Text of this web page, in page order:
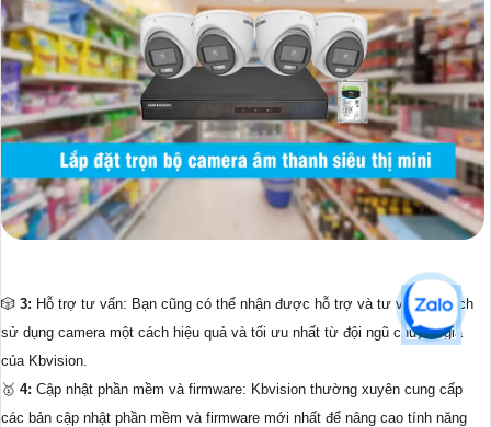
🎲 3: Hỗ trợ tư vấn: Bạn cũng có thể nhận được hỗ trợ và tư vấn về cách
sử dụng camera một cách hiệu quả và tối ưu nhất từ đội ngũ chuyên gia
của Kbvision.
🥇️ 4: Cập nhật phần mềm và firmware: Kbvision thường xuyên cung cấp
các bản cập nhật phần mềm và firmware mới nhất để nâng cao tính năng